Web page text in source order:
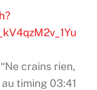
crains rien,
timing 03:41